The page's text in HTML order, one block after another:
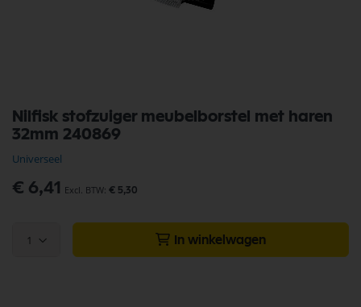
Nilfisk stofzuiger meubelborstel met haren
32mm 240869
Universeel
€ 6,41 € 5,30
1 In winkelwagen
naar
het
van
de
afbeeldingen-